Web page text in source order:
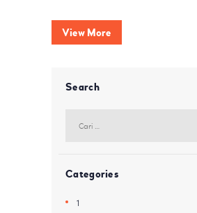
View More
Search
untuk:
Categories
1